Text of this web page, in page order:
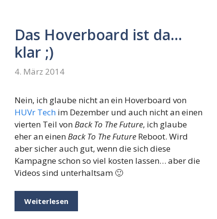
Das Hoverboard ist da…
klar ;)
4. März 2014
Nein, ich glaube nicht an ein Hoverboard von
HUVr Tech im Dezember und auch nicht an einen
vierten Teil von Back To The Future, ich glaube
eher an einen Back To The Future Reboot. Wird
aber sicher auch gut, wenn die sich diese
Kampagne schon so viel kosten lassen… aber die
Videos sind unterhaltsam 🙂
Weiterlesen